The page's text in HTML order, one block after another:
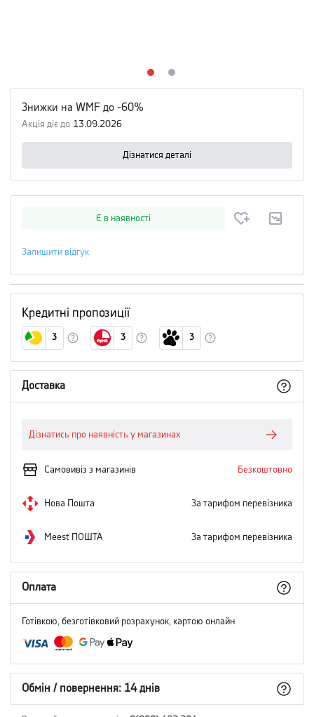
Знижки на WMF до -60%
Акція діє до 13.09.2026
Дізнатися деталі
Є в наявності
Залишити відгук
Кредитні пропозиції
3 3 3
Доставка
Дізнатись про наявність у магазинах
Самовивіз з магазинів Безкоштовно
Нова Пошта За тарифом перевізника
Meest ПОШТА За тарифом перевізника
Оплата
Готівкою, безготівковий розрахунок, картою онлайн
Обмін / повернення: 14 днів